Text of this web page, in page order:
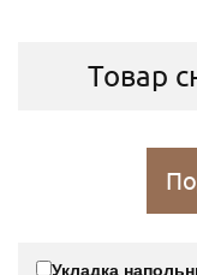
Товар
Укладка